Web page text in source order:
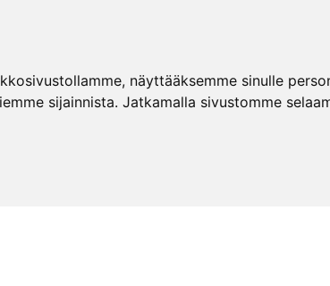
näyttääksemme sinulle
sijainnista. Jatkamalla sivustomme